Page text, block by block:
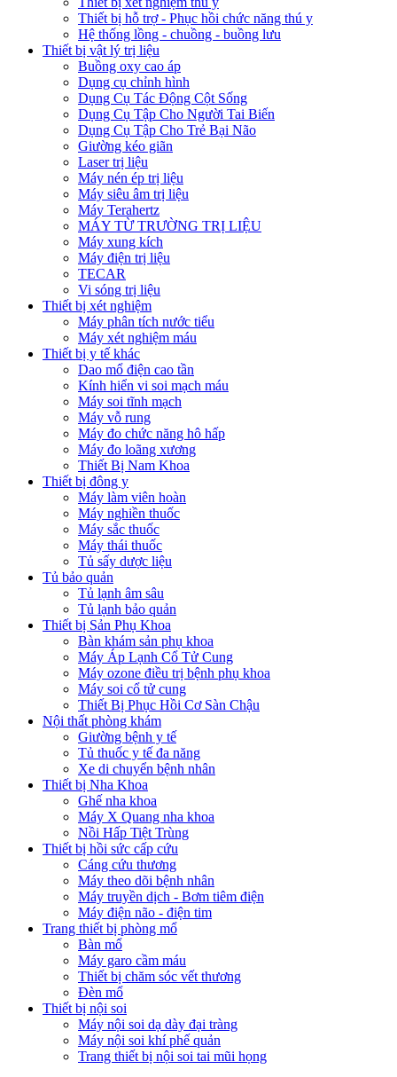
Thiết bị hỗ trợ - Phục hồi chức năng thú y
Hệ thống lồng - chuồng - buồng lưu
Thiết bị vật lý trị liệu
Buồng oxy cao áp
Dụng cụ chỉnh hình
Dụng Cụ Tác Động Cột Sống
Dụng Cụ Tập Cho Người Tai Biến
Dụng Cụ Tập Cho Trẻ Bại Não
Giường kéo giãn
Laser trị liệu
Máy nén ép trị liệu
Máy siêu âm trị liệu
Máy Terahertz
MÁY TỪ TRƯỜNG TRỊ LIỆU
Máy xung kích
Máy điện trị liệu
TECAR
Vi sóng trị liệu
Thiết bị xét nghiệm
Máy phân tích nước tiểu
Máy xét nghiệm máu
Thiết bị y tế khác
Dao mổ điện cao tần
Kính hiển vi soi mạch máu
Máy soi tĩnh mạch
Máy vỗ rung
Máy đo chức năng hô hấp
Máy đo loãng xương
Thiết Bị Nam Khoa
Thiết bị đông y
Máy làm viên hoàn
Máy nghiền thuốc
Máy sắc thuốc
Máy thái thuốc
Tủ sấy dược liệu
Tủ bảo quản
Tủ lạnh âm sâu
Tủ lạnh bảo quản
Thiết bị Sản Phụ Khoa
Bàn khám sản phụ khoa
Máy Áp Lạnh Cổ Tử Cung
Máy ozone điều trị bệnh phụ khoa
Máy soi cổ tử cung
Thiết Bị Phục Hồi Cơ Sàn Chậu
Nội thất phòng khám
Giường bệnh y tế
Tủ thuốc y tế đa năng
Xe di chuyển bệnh nhân
Thiết bị Nha Khoa
Ghế nha khoa
Máy X Quang nha khoa
Nồi Hấp Tiệt Trùng
Thiết bị hồi sức cấp cứu
Cáng cứu thương
Máy theo dõi bệnh nhân
Máy truyền dịch - Bơm tiêm điện
Máy điện não - điện tim
Trang thiết bị phòng mổ
Bàn mổ
Máy garo cầm máu
Thiết bị chăm sóc vết thương
Đèn mổ
Thiết bị nội soi
Máy nội soi dạ dày đại tràng
Máy nội soi khí phế quản
Trang thiết bị nội soi tai mũi họng